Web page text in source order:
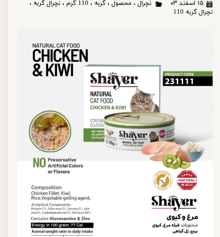
۱۵ اسفند ۰۳ نچرال ، محصول ،گربه ، 110 گرم ،نچرال گربه ،
نچرال گربه 110